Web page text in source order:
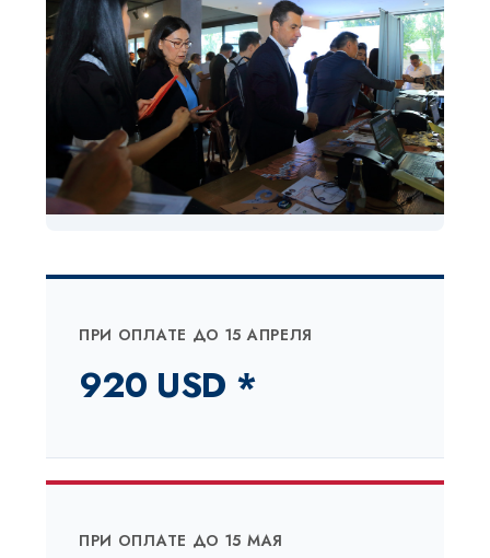
ПРИ ОПЛАТЕ ДО 15 АПРЕЛЯ
920 USD *
ПРИ ОПЛАТЕ ДО 15 МАЯ